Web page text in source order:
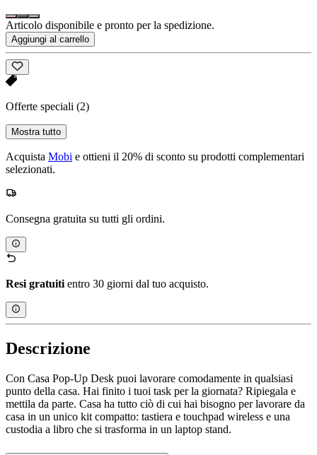
Articolo disponibile e pronto per la spedizione.
Aggiungi al carrello
Offerte speciali (2)
Mostra tutto
Acquista Mobi e ottieni il 20% di sconto su prodotti complementari
selezionati.
Consegna gratuita su tutti gli ordini.
Resi gratuitientro 30 giorni dal tuo acquisto.
Descrizione
Con Casa Pop-Up Desk puoi lavorare comodamente in qualsiasi
punto della casa. Hai finito i tuoi task per la giornata? Ripiegala e
mettila da parte. Casa ha tutto ciò di cui hai bisogno per lavorare da
casa in un unico kit compatto: tastiera e touchpad wireless e una
custodia a libro che si trasforma in un laptop stand.